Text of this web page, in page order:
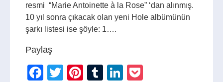
resmi “Marie Antoinette à la Rose” ‘dan alınmış.
10 yıl sonra çıkacak olan yeni Hole albümünün
şarkı listesi ise şöyle: 1….
Paylaş
Facebook
TwitterPinterest
TumblrLinkedIn